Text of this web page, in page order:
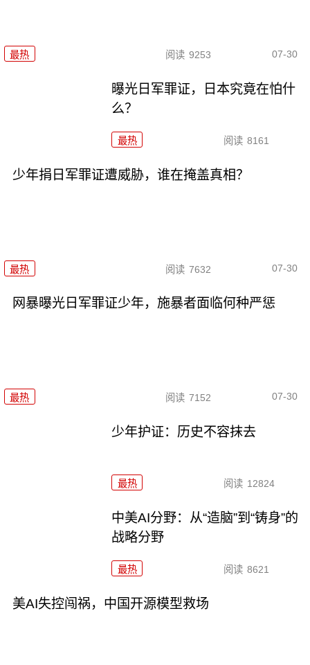
最热 阅读 9253 07-30
曝光日军罪证，日本究竟在怕什
么？
最热 阅读 8161
少年捐日军罪证遭威胁，谁在掩盖真相？
最热 阅读 7632 07-30
网暴曝光日军罪证少年，施暴者面临何种严惩
最热 阅读 7152 07-30
少年护证：历史不容抹去
最热 阅读 12824
中美AI分野：从“造脑”到“铸身”的
战略分野
最热 阅读 8621
美AI失控闯祸，中国开源模型救场